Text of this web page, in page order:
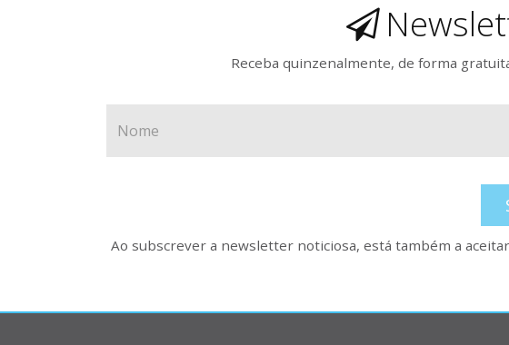
Receba quinzenalmente, de forma
Ao subscrever a newsletter noticiosa, está também a